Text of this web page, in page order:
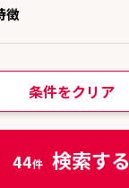
徴
条件をクリア
44 検索する